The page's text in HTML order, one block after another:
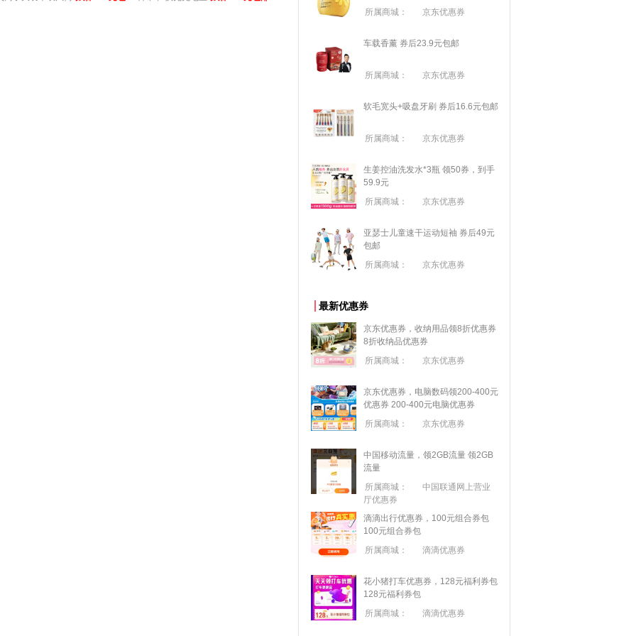
所属商城：
京东优惠券
车载香薰 券后23.9元包邮
所属商城： 京东优惠券
软毛宽头+吸盘牙刷 券后16.6元包邮
所属商城： 京东优惠券
生姜控油洗发水*3瓶 领50券，到手
59.9元
所属商城：
京东优惠券
亚瑟士儿童速干运动短袖 券后49元
包邮
所属商城：
京东优惠券
最新优惠券
京东优惠券，收纳用品领8折优惠券
8折收纳品优惠券
所属商城：
京东优惠券
京东优惠券，电脑数码领200-400元
优惠券 200-400元电脑优惠券
所属商城：
京东优惠券
中国移动流量，领2GB流量 领2GB
流量
所属商城：
中国联通网上营业
厅优惠券
滴滴出行优惠券，100元组合券包
100元组合券包
所属商城：
滴滴优惠券
花小猪打车优惠券，128元福利券包
128元福利券包
所属商城：
滴滴优惠券